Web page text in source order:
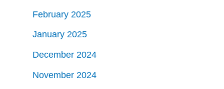
February 2025
January 2025
December 2024
November 2024